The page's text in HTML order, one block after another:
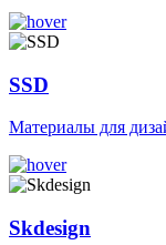
SSD
Материалы для
Skdesign